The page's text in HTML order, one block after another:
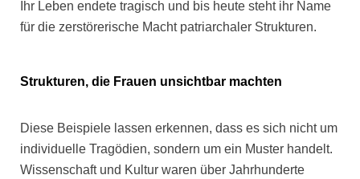
Ihr Leben endete tragisch und bis heute steht ihr Name
für die zerstörerische Macht patriarchaler Strukturen.
Strukturen, die Frauen unsichtbar machten
Diese Beispiele lassen erkennen, dass es sich nicht um
individuelle Tragödien, sondern um ein Muster handelt.
Wissenschaft und Kultur waren über Jahrhunderte